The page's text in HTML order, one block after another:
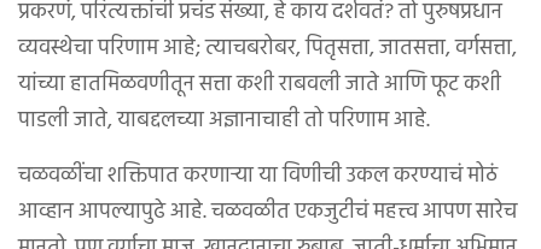
प्रकरणं, परित्यक्तांची प्रचंड संख्या, हे काय दर्शवतं? तो पुरुषप्रधान
व्यवस्थेचा परिणाम आहे; त्याचबरोबर, पितृसत्ता, जातसत्ता, वर्गसत्ता,
यांच्या हातमिळवणीतून सत्ता कशी राबवली जाते आणि फूट कशी
पाडली जाते, याबद्दलच्या अज्ञानाचाही तो परिणाम आहे.
चळवळींचा शक्तिपात करणाऱ्या या विणीची उकल करण्याचं मोठं
आव्हान आपल्यापुढे आहे. चळवळीत एकजुटीचं महत्त्व आपण सारेच